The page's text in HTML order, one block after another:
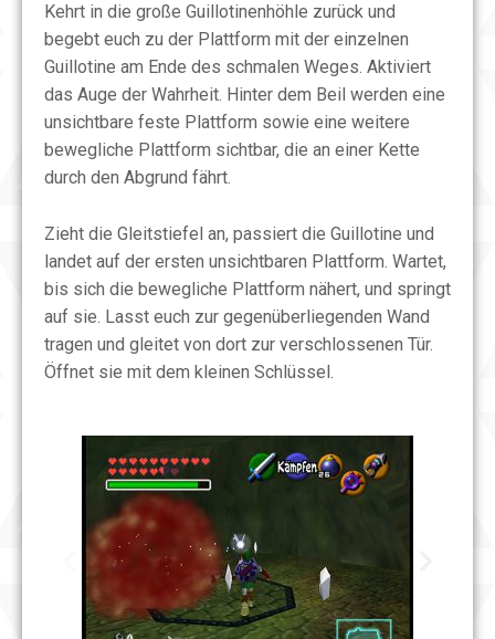
Kehrt in die große Guillotinenhöhle zurück und
begebt euch zu der Plattform mit der einzelnen
Guillotine am Ende des schmalen Weges. Aktiviert
das Auge der Wahrheit. Hinter dem Beil werden eine
unsichtbare feste Plattform sowie eine weitere
bewegliche Plattform sichtbar, die an einer Kette
durch den Abgrund fährt.
Zieht die Gleitstiefel an, passiert die Guillotine und
landet auf der ersten unsichtbaren Plattform. Wartet,
bis sich die bewegliche Plattform nähert, und springt
auf sie. Lasst euch zur gegenüberliegenden Wand
tragen und gleitet von dort zur verschlossenen Tür.
Öffnet sie mit dem kleinen Schlüssel.